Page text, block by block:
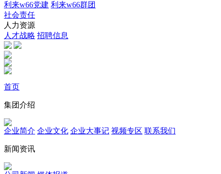
利来w66党建 利来w66群团
社会责任
人力资源
人才战略 招聘信息
首页
集团介绍
企业简介 企业文化 企业⼤事记 视频专区 联系我们
新闻资讯